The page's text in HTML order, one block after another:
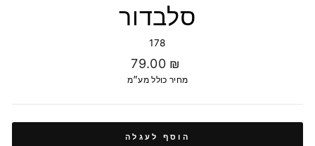
סלבדור
178
מחיר
רגיל
79.00 ₪
מחיר כולל מע״מ
הוסף לעגלה